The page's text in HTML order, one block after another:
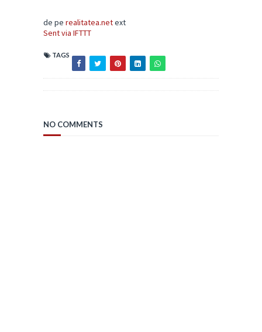
de pe realitatea.netext
Sent via IFTTT
TAGS
NO COMMENTS